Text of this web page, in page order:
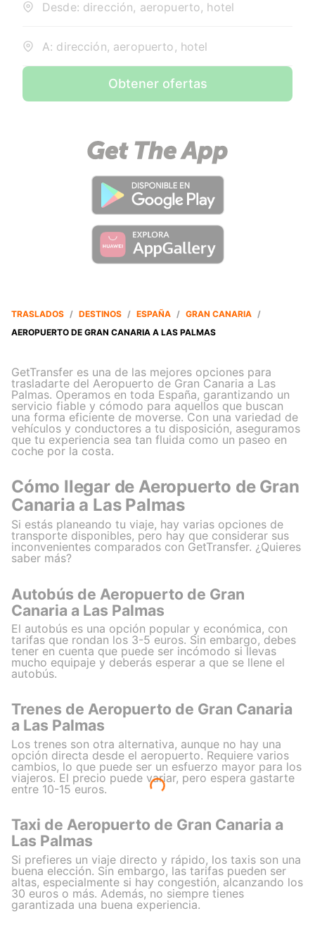
Desde: dirección, aeropuerto, hotel
A: dirección, aeropuerto, hotel
Obtener ofertas
TRASLADOS / DESTINOS / ESPAÑA / GRAN CANARIA /
AEROPUERTO DE GRAN CANARIA A LAS PALMAS
GetTransfer es una de las mejores opciones para
trasladarte del Aeropuerto de Gran Canaria a Las
Palmas. Operamos en toda España, garantizando un
servicio fiable y cómodo para aquellos que buscan
una forma eficiente de moverse. Con una variedad de
vehículos y conductores a tu disposición, aseguramos
que tu experiencia sea tan fluida como un paseo en
coche por la costa.
Cómo llegar de Aeropuerto de Gran
Canaria a Las Palmas
Si estás planeando tu viaje, hay varias opciones de
transporte disponibles, pero hay que considerar sus
inconvenientes comparados con GetTransfer. ¿Quieres
saber más?
Autobús de Aeropuerto de Gran
Canaria a Las Palmas
El autobús es una opción popular y económica, con
tarifas que rondan los 3-5 euros. Sin embargo, debes
tener en cuenta que puede ser incómodo si llevas
mucho equipaje y deberás esperar a que se llene el
autobús.
Trenes de Aeropuerto de Gran Canaria
a Las Palmas
Los trenes son otra alternativa, aunque no hay una
opción directa desde el aeropuerto. Requiere varios
cambios, lo que puede ser un esfuerzo mayor para los
viajeros. El precio puede variar, pero espera gastarte
entre 10-15 euros.
Taxi de Aeropuerto de Gran Canaria a
Las Palmas
Si prefieres un viaje directo y rápido, los taxis son una
buena elección. Sin embargo, las tarifas pueden ser
altas, especialmente si hay congestión, alcanzando los
30 euros o más. Además, no siempre tienes
garantizada una buena experiencia.